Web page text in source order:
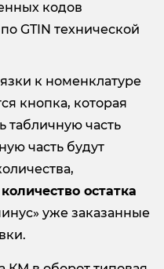
кодов
GTIN технической
к номенклатуре
кнопка, которая
табличную часть
часть будут
количество остатка
уже заказанные